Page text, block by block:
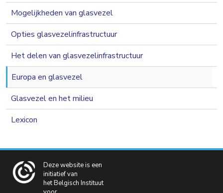
Mogelijkheden van glasvezel
Opties glasvezelinfrastructuur
Het delen van glasvezelinfrastructuur
Europa en glasvezel
Glasvezel en het milieu
Lexicon
Deze website is een
initiatief van
het Belgisch Instituut